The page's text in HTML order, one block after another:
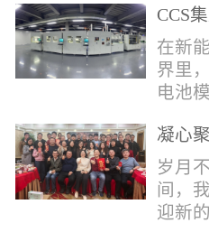
方位
痛点
制锡
明显
环设
每一
激光
小、
和，
赴交
应市
馈每
的技
势与
们的
获大
开、
CCS
微米
生命线
在新
界里
电池
电，
号的
与
桥梁
凝心
激光
岁月
间，
迎新